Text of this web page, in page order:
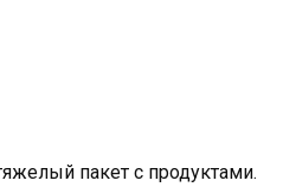
пакет с продуктами.